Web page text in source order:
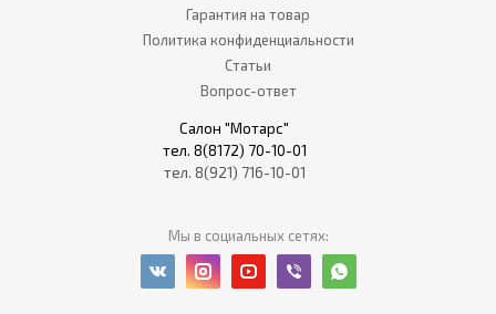
Гарантия на товар
Политика конфиденциальности
Статьи
Вопрос-ответ
Салон "Мотарс"
тел. 8(8172) 70-10-01
тел. 8(921) 716-10-01
Мы в социальных сетях: